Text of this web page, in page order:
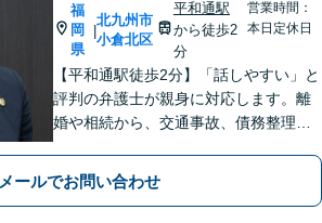
福
岡
県
|
北九州市
小倉北区
平和通駅
から徒歩2
分
営業時間：
本日定休日
【平和通駅徒歩2分】「話しやすい」と
評判の弁護士が親身に対応します。離
婚や相続から、交通事故、債務整理、
の母としての視点も活かし、不安に寄
り添った丁寧なご説明をお約束しま
メールでお問い合わせ